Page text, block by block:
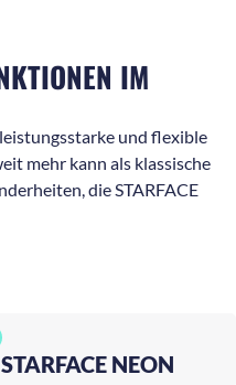
IM
und flexible
mehr kann als klassische
die STARFACE
NEON